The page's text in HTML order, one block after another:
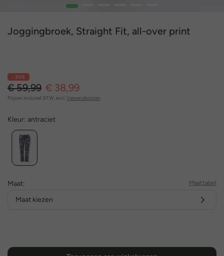
1
Joggingbroek, Straight Fit, all-over print
- 35%
€ 59,99 € 38,99
Prijzen inclusief BTW, excl. Verzendkosten
Kleur: antraciet
Maat: Maattabel
Maat kiezen